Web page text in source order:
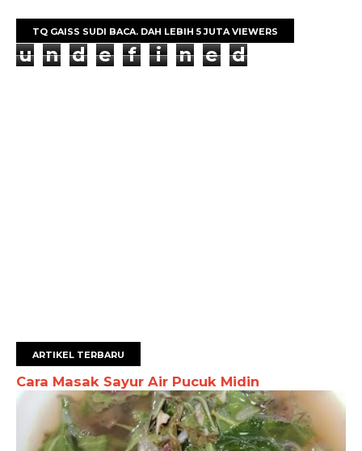
TQ GAISS SUDI BACA. DAH LEBIH 5 JUTA VIEWERS
u n d e f i n e d
ARTIKEL TERBARU
Cara Masak Sayur Air Pucuk Midin